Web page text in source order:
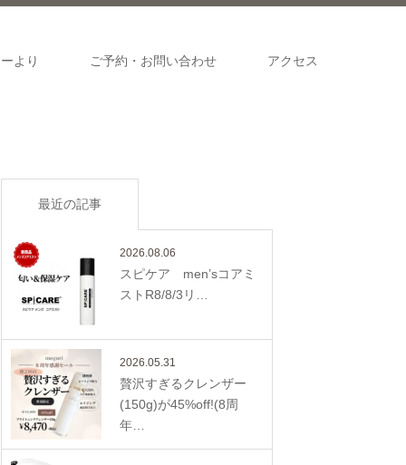
より ご予約・お問い合わせ アクセス
最近の記事
2026.08.06
スピケア men’sコアミ
ストR8/8/3リ…
2026.05.31
贅沢すぎるクレンザー
(150g)が45%off!(8周
年…